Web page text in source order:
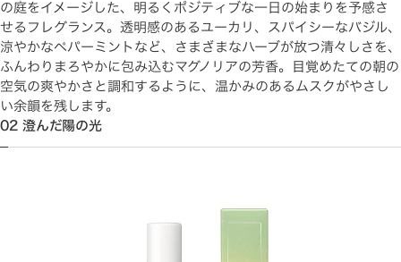
の庭をイメージした、明るくポジティブな一日の始まりを予感さ
せるフレグランス。透明感のあるユーカリ、スパイシーなバジル、
涼やかなペパーミントなど、さまざまなハーブが放つ清々しさを、
ふんわりまろやかに包み込むマグノリアの芳香。目覚めたての朝の
空気の爽やかさと調和するように、温かみのあるムスクがやさし
い余韻を残します。
02 澄んだ陽の光